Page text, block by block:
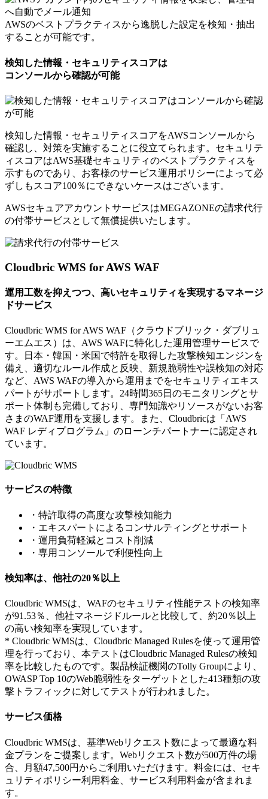
AWSのベストプラクティスから逸脱した設定を検知・抽出
することが可能です。
検知した情報・セキュリティスコアは
コンソールから確認が可能
検知した情報・セキュリティスコアをAWSコンソールから
確認し、対策を実施することに役立てられます。セキュリテ
ィスコアはAWS基礎セキュリティのベストプラクティスを
示すものであり、お客様のサービス運用ポリシーによって必
ずしもスコア100％にできないケースはございます。
AWSセキュアアカウントサービスはMEGAZONEの請求代行
の付帯サービスとして無償提供いたします。
Cloudbric WMS for AWS WAF
運用工数を抑えつつ、高いセキュリティを実現するマネージ
ドサービス
Cloudbric WMS for AWS WAF（クラウドブリック・ダブリュ
ーエムエス）は、AWS WAFに特化した運用管理サービスで
す。日本・韓国・米国で特許を取得した攻撃検知エンジンを
備え、適切なルール作成と反映、新規脆弱性や誤検知の対応
など、AWS WAFの導入から運用までをセキュリティエキス
パートがサポートします。24時間365日のモニタリングとサ
ポート体制も完備しており、専門知識やリソースがないお客
さまのWAF運用を支援します。また、Cloudbricは「AWS
WAF レディプログラム」のローンチパートナーに認定され
ています。
サービスの特徴
・特許取得の高度な攻撃検知能力
・エキスパートによるコンサルティングとサポート
・運用負荷軽減とコスト削減
・専用コンソールで利便性向上
検知率は、他社の20％以上
Cloudbric WMSは、WAFのセキュリティ性能テストの検知率
が91.53％、他社マネージドルールと比較して、約20％以上
の高い検知率を実現しています。
* Cloudbric WMSは、Cloudbric Managed Rulesを使って運用管
理を行っており、本テストはCloudbric Managed Rulesの検知
率を比較したものです。製品検証機関のTolly Groupにより、
OWASP Top 10のWeb脆弱性をターゲットとした413種類の攻
撃トラフィックに対してテストが行われました。
サービス価格
Cloudbric WMSは、基準Webリクエスト数によって最適な料
金プランをご提案します。Webリクエスト数が500万件の場
合、月額47,500円からご利用いただけます。料金には、セキ
ュリティポリシー利用料金、サービス利用料金が含まれま
す。